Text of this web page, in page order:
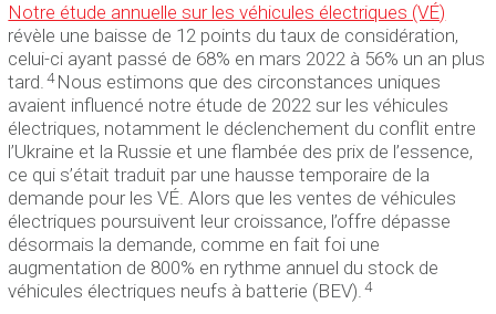
Notre étude annuelle sur les véhicules électriques (VÉ)
révèle une baisse de 12 points du taux de considération,
celui-ci ayant passé de 68% en mars 2022 à 56% un an plus
tard. 4Nous estimons que des circonstances uniques
avaient influencé notre étude de 2022 sur les véhicules
électriques, notamment le déclenchement du conflit entre
l’Ukraine et la Russie et une flambée des prix de l’essence,
ce qui s’était traduit par une hausse temporaire de la
demande pour les VÉ. Alors que les ventes de véhicules
électriques poursuivent leur croissance, l’offre dépasse
désormais la demande, comme en fait foi une
augmentation de 800% en rythme annuel du stock de
véhicules électriques neufs à batterie (BEV). 4